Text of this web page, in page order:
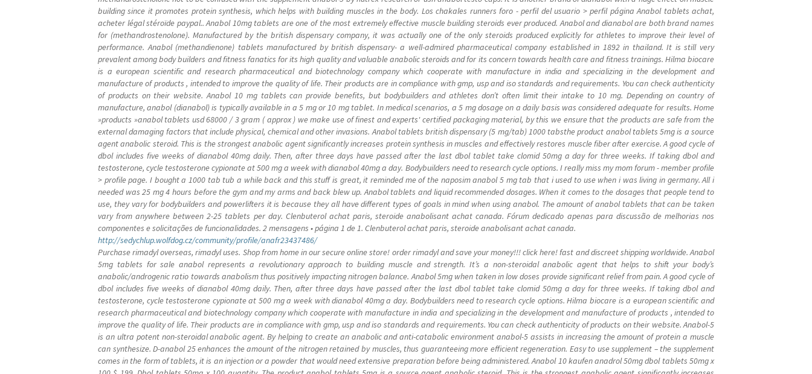
building since it promotes protein synthesis, which helps with building muscles in the body. Los chakales runners foro - perfil del usuario > perfil página Anabol tablets achat,
acheter légal stéroïde paypal.. Anabol 10mg tablets are one of the most extremely effective muscle building steroids ever produced. Anabol and dianabol are both brand names
for (methandrostenolone). Manufactured by the british dispensary company, it was actually one of the only steroids produced explicitly for athletes to improve their level of
performance. Anabol (methandienone) tablets manufactured by british dispensary- a well-admired pharmaceutical company established in 1892 in thailand. It is still very
prevalent among body builders and fitness fanatics for its high quality and valuable anabolic steroids and for its concern towards health care and fitness trainings. Hilma biocare
is a european scientific and research pharmaceutical and biotechnology company which cooperate with manufacture in india and specializing in the development and
manufacture of products , intended to improve the quality of life. Their products are in compliance with gmp, usp and iso standards and requirements. You can check authenticity
of products on their website. Anabol 10 mg tablets can provide benefits, but bodybuilders and athletes don’t often limit their intake to 10 mg. Depending on country of
manufacture, anabol (dianabol) is typically available in a 5 mg or 10 mg tablet. In medical scenarios, a 5 mg dosage on a daily basis was considered adequate for results. Home
»products »anabol tablets usd 68000 / 3 gram ( approx ) we make use of finest and experts' certified packaging material, by this we ensure that the products are safe from the
external damaging factors that include physical, chemical and other invasions. Anabol tablets british dispensary (5 mg/tab) 1000 tabsthe product anabol tablets 5mg is a source
agent anabolic steroid. This is the strongest anabolic agent significantly increases protein synthesis in muscles and effectively restores muscle fiber after exercise. A good cycle of
dbol includes five weeks of dianabol 40mg daily. Then, after three days have passed after the last dbol tablet take clomid 50mg a day for three weeks. If taking dbol and
testosterone, cycle testosterone cypionate at 500 mg a week with dianabol 40mg a day. Bodybuilders need to research cycle options. I really miss my mom forum - member profile
> profile page. I bought a 1000 tab tub a while back and this stuff is great, it reminded me of the naposim anabol 5 mg tab that i used to use when i was living in germany. All i
needed was 25 mg 4 hours before the gym and my arms and back blew up. Anabol tablets and liquid recommended dosages. When it comes to the dosages that people tend to
use, they vary for bodybuilders and powerlifters it is because they all have different types of goals in mind when using anabol. The amount of anabol tablets that can be taken
vary from anywhere between 2-25 tablets per day. Clenbuterol achat paris, steroide anabolisant achat canada. Fórum dedicado apenas para discussão de melhorias nos
componentes e solicitações de funcionalidades. 2 mensagens • página 1 de 1. Clenbuterol achat paris, steroide anabolisant achat canada.
http://sedychlup.wolfdog.cz/community/profile/anafr23437486/
Purchase rimadyl overseas, rimadyl uses. Shop from home in our secure online store! order rimadyl and save your money!!! click here! fast and discreet shipping worldwide. Anabol
5mg tablets for sale anabol represents a revolutionary approach to building muscle and strength. It’s a non-steroidal anabolic agent that helps to shift your body’s
anabolic/androgenic ratio towards anabolism thus positively impacting nitrogen balance. Anabol 5mg when taken in low doses provide significant relief from pain. A good cycle of
dbol includes five weeks of dianabol 40mg daily. Then, after three days have passed after the last dbol tablet take clomid 50mg a day for three weeks. If taking dbol and
testosterone, cycle testosterone cypionate at 500 mg a week with dianabol 40mg a day. Bodybuilders need to research cycle options. Hilma biocare is a european scientific and
research pharmaceutical and biotechnology company which cooperate with manufacture in india and specializing in the development and manufacture of products , intended to
improve the quality of life. Their products are in compliance with gmp, usp and iso standards and requirements. You can check authenticity of products on their website. Anabol-5
is an ultra potent non-steroidal anabolic agent. By helping to create an anabolic and anti-catabolic environment anabol-5 assists in increasing the amount of protein a muscle
can synthesize. D-anabol 25 enhances the amount of the nitrogen retained by muscles, thus guaranteeing more efficient regeneration. Easy to use supplement – the supplement
comes in the form of tablets, it is an injection or a powder that would need extensive preparation before being administered. Anabol 10 kaufen anadrol 50mg dbol tablets 50mg x